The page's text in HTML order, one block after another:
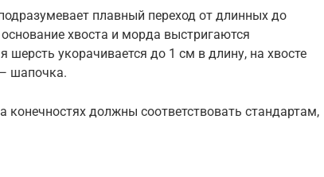
плавный переход от длинных до
хвоста и морда выстригаются
укорачивается до 1 см в длину, на хвосте
шапочка.
должны соответствовать стандартам,